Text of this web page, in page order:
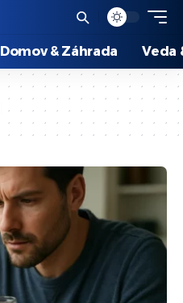
Domov & Záhrada Veda